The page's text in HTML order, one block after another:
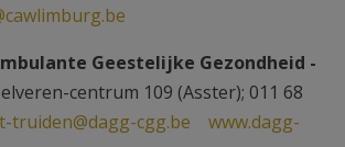
Geestelijke Gezondheid -
centrum 109 (Asster); 011 68
truiden@dagg-cgg.be
www.dagg-